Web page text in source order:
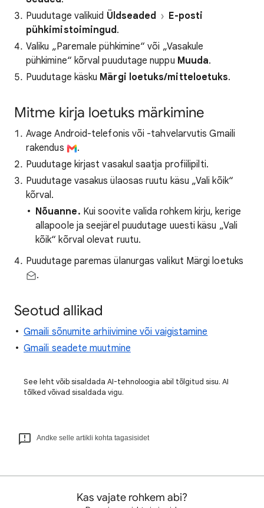
Puudutage valikuid Üldseaded
E-posti
pühkimistoimingud.
Valiku „Paremale pühkimine“ või „Vasakule
pühkimine“ kõrval puudutage nuppu Muuda.
Puudutage käsku Märgi loetuks/mitteloetuks.
Mitme kirja loetuks märkimine
Avage Android-telefonis või -tahvelarvutis Gmaili
rakendus
.
Puudutage kirjast vasakul saatja profiilipilti.
Puudutage vasakus ülaosas ruutu käsu „Vali kõik“
kõrval.
Nõuanne. Kui soovite valida rohkem kirju, kerige
allapoole ja seejärel puudutage uuesti käsu „Vali
kõik“ kõrval olevat ruutu.
Puudutage paremas ülanurgas valikut Märgi loetuks
.
Seotud allikad
Gmaili sõnumite arhiivimine või vaigistamine
Gmaili seadete muutmine
See leht võib sisaldada AI-tehnoloogia abil tõlgitud sisu. AI
tõlked võivad sisaldada vigu.
Andke selle artikli kohta tagasisidet
Kas vajate rohkem abi?